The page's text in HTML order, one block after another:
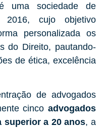
uma sociedade de
2016, cujo objetivo
personalizada os
do Direito, pautando-
de ética, excelência
de advogados
cinco advogados
superior a 20 anos, a